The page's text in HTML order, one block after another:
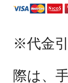
※代金
際は、